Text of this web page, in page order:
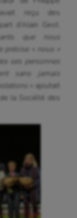
avait reçu des
d’Alain Gest.
que nous
« nous »
ses personnes
sans jamais
» ajoutait
la Société des